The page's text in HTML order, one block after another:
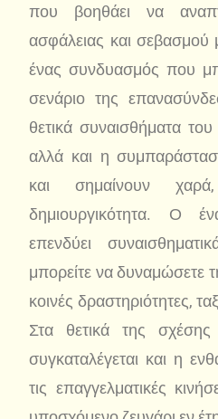
που βοηθάει να
ασφάλειας και σεβασμού
ένας συνδυασμός που
σενάριο της
θετικά συναισθήματα
αλλά και η
και σημαίνουν
δημιουργικότητα. Ο
επενδύει
μπορείτε να δυναμώσετε
κοινές δραστηριότητες,
Στα θετικά της
συγκαταλέγεται και η
τις επαγγελματικές